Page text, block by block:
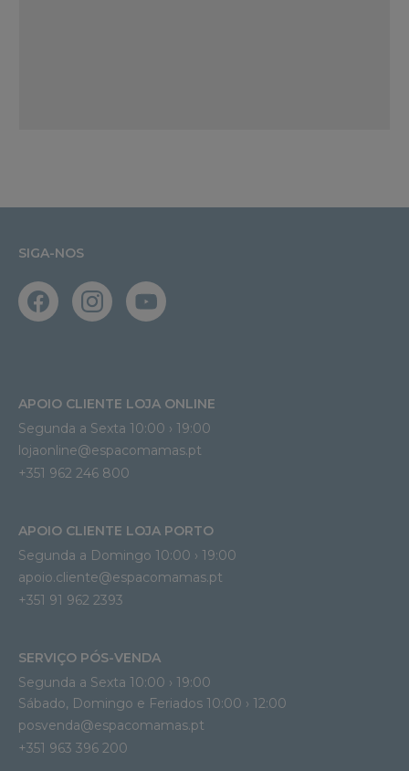
SIGA-NOS
APOIO CLIENTE LOJA ONLINE
Segunda a Sexta 10:00 › 19:00
lojaonline@espacomamas.pt
+351 962 246 800
APOIO CLIENTE LOJA PORTO
Segunda a Domingo 10:00 › 19:00
apoio.cliente@espacomamas.pt
+351 91 962 2393
SERVIÇO PÓS-VENDA
Segunda a Sexta 10:00 › 19:00
Sábado, Domingo e Feriados 10:00 › 12:00
posvenda@espacomamas.pt
+351 963 396 200